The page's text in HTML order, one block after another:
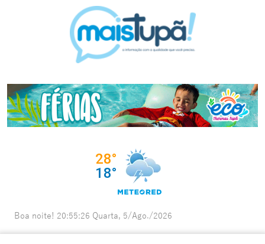
Boa noite! 20:55:27 Quarta, 5/Ago./2026